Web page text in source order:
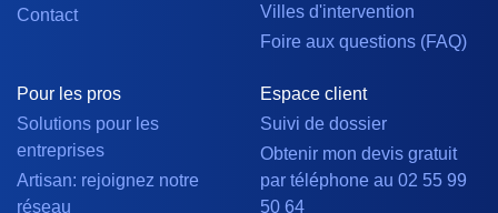
Contact
Villes d'intervention
Foire aux questions (FAQ)
Pour les pros
Solutions pour les
entreprises
Artisan: rejoignez notre
réseau
Espace client
Suivi de dossier
Obtenir mon devis gratuit
par téléphone au 02 55 99
50 64